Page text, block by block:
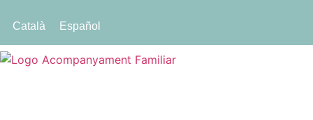
Català Español